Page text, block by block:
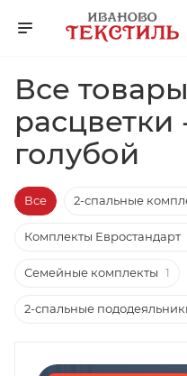
Все товары
расцветки
голубой
Все 2-спальные
Комплекты Евростандарт
Семейные комплекты 1
2-спальные